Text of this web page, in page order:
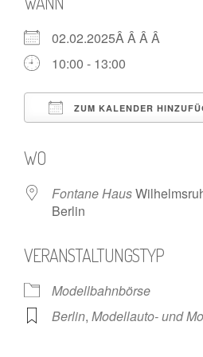
02.02.2025Â Â Â Â
10:00 - 13:00
ZUM KALENDER
WO
Fontane Haus
Berlin
VERANSTALTUNGSTYP
Modellbahnbörse
Berlin, Modellauto- und